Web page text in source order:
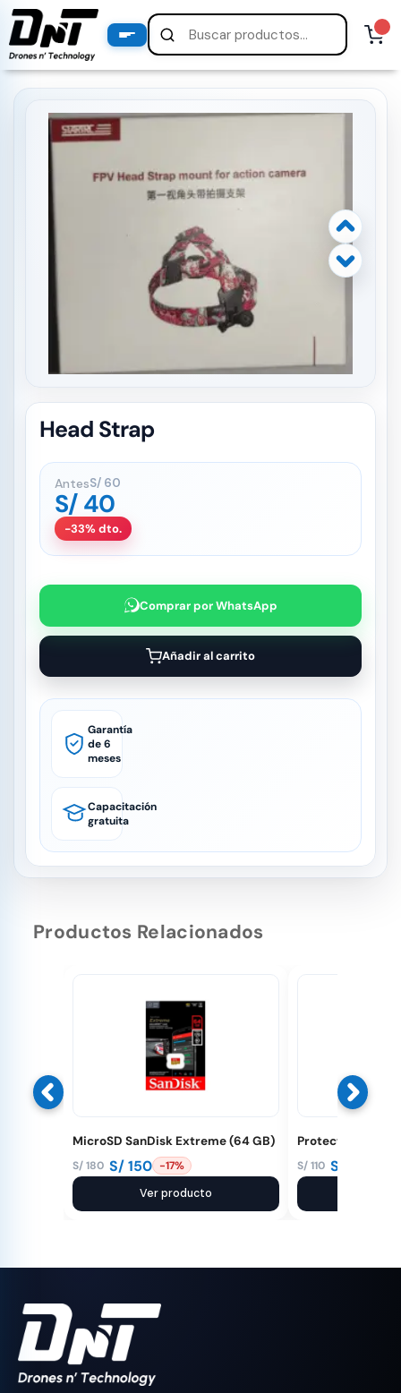
Head Strap
AntesS/ 60
S/ 40
-33% dto.
Comprar por WhatsApp
Añadir al carrito
Garantía
de 6
meses
Capacitación
gratuita
Productos Relacionados
MicroSD SanDisk Extreme (64 GB)
S/180
El
original
S/150
El
actual
-17%
Ver producto
Protector de
S/110
El
original
S/
El
actual
PRODUCTOS
productos destacados